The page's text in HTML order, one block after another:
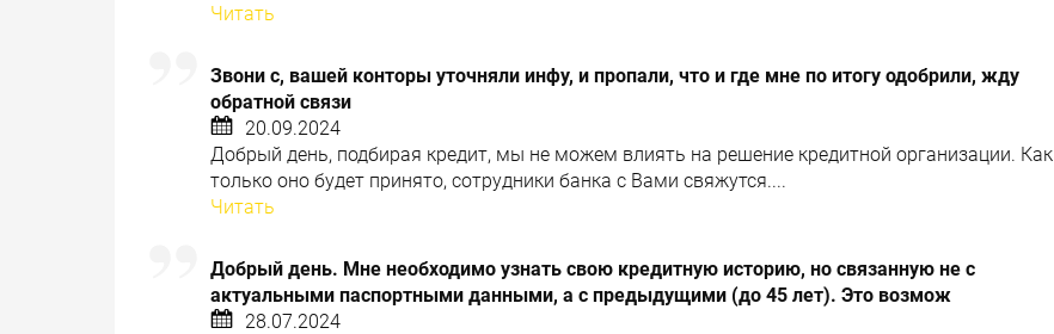
Читать
Звони с, вашей конторы уточняли инфу, и пропали, что и где мне по итогу одобрили, жду
обратной связи
20.09.2024
Добрый день, подбирая кредит, мы не можем влиять на решение кредитной организации. Как
только оно будет принято, сотрудники банка с Вами свяжутся....
Читать
Добрый день. Мне необходимо узнать свою кредитную историю, но связанную не с
актуальными паспортными данными, а с предыдущими (до 45 лет). Это возмож
28.07.2024